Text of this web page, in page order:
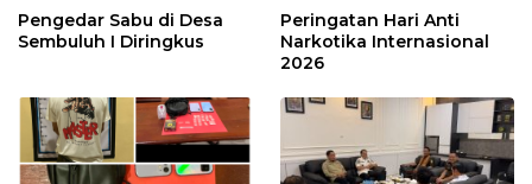
Pengedar Sabu di Desa
Sembuluh I Diringkus
Peringatan Hari Anti
Narkotika Internasional
2026